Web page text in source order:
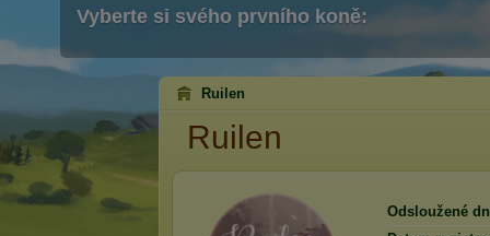
Vyberte si svého prvního koně:
Ruilen
Ruilen
Odsloužené